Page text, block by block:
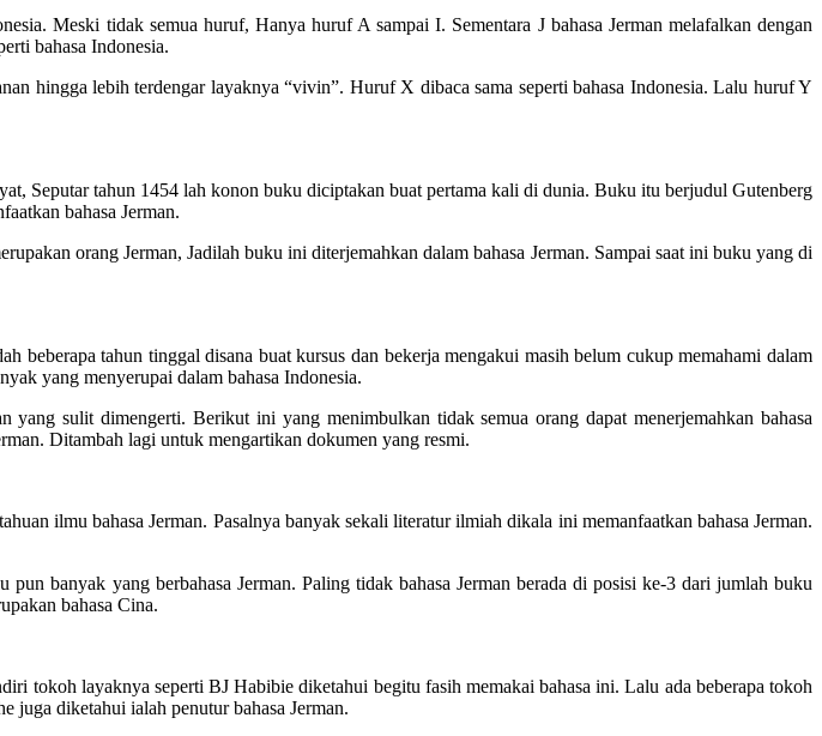
Meski tidak semua huruf, Hanya huruf A sampai I. Sementara J bahasa Jerman melafalkan dengan
bahasa Indonesia.
hingga lebih terdengar layaknya “vivin”. Huruf X dibaca sama seperti bahasa Indonesia. Lalu huruf Y
Seputar tahun 1454 lah konon buku diciptakan buat pertama kali di dunia. Buku itu berjudul Gutenberg
bahasa Jerman.
orang Jerman, Jadilah buku ini diterjemahkan dalam bahasa Jerman. Sampai saat ini buku yang di
beberapa tahun tinggal disana buat kursus dan bekerja mengakui masih belum cukup memahami dalam
yang menyerupai dalam bahasa Indonesia.
yang sulit dimengerti. Berikut ini yang menimbulkan tidak semua orang dapat menerjemahkan bahasa
Ditambah lagi untuk mengartikan dokumen yang resmi.
ilmu bahasa Jerman. Pasalnya banyak sekali literatur ilmiah dikala ini memanfaatkan bahasa Jerman.
banyak yang berbahasa Jerman. Paling tidak bahasa Jerman berada di posisi ke-3 dari jumlah buku
bahasa Cina.
tokoh layaknya seperti BJ Habibie diketahui begitu fasih memakai bahasa ini. Lalu ada beberapa tokoh
juga diketahui ialah penutur bahasa Jerman.